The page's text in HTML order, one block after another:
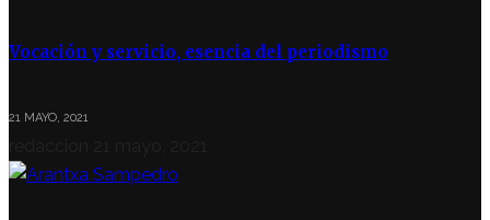
Vocación y servicio, esencia del periodismo
21 MAYO, 2021